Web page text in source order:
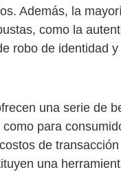
Además, la
como la
robo de identidad
una serie de
para
de
una